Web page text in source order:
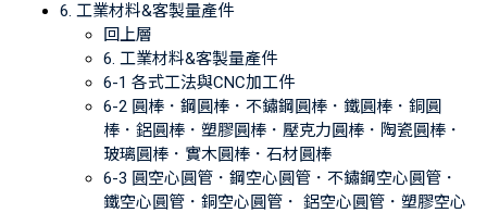
6. 工業材料&客製量產件
回上層
6. 工業材料&客製量產件
6-1 各式工法與CNC加工件
6-2 圓棒．鋼圓棒．不鏽鋼圓棒．鐵圓棒．銅圓
棒．鋁圓棒．塑膠圓棒．壓克力圓棒．陶瓷圓棒．
玻璃圓棒．實木圓棒．石材圓棒
6-3 圓空心圓管．鋼空心圓管．不鏽鋼空心圓管．
鐵空心圓管．銅空心圓管． 鋁空心圓管．塑膠空心